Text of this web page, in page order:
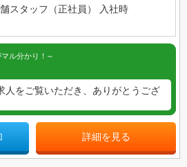
スタッフ（正社員） 入社時
ル分かり！
人をご覧いただき、ありがとうござ
詳細を見る